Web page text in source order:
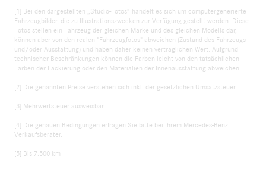
[1] Bei den dargestellten „Studio-Fotos“ handelt es sich um computergenerierte
Fahrzeugbilder, die zu Illustrationszwecken zur Verfügung gestellt werden. Diese
Fotos stellen ein Fahrzeug der gleichen Marke und des gleichen Modells dar,
können aber von den realen "Fahrzeugfotos" abweichen (Zustand des Fahrzeugs
und/oder Ausstattung) und haben daher keinen vertraglichen Wert. Aufgrund
technischer Beschränkungen können die Farben leicht von den tatsächlichen
Farben der Lackierung oder den Materialien der Innenausstattung abweichen.
[2] Die genannten Preise verstehen sich inkl. der gesetzlichen Umsatzsteuer.
[3] Mehrwertsteuer ausweisbar
[4] Die genauen Bedingungen erfragen Sie bitte bei Ihrem Mercedes-Benz
Verkaufsberater.
[5] Bis 7.500 km